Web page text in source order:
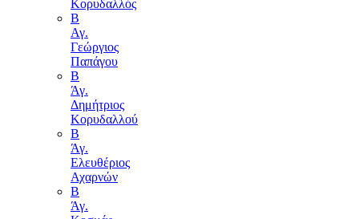
Κορυδαλλός
Β
Αγ.
Γεώργιος
Παπάγου
B
Άγ.
Δημήτριος
Κορυδαλλού
Β
Άγ.
Ελευθέριος
Αχαρνών
Β
Άγ.